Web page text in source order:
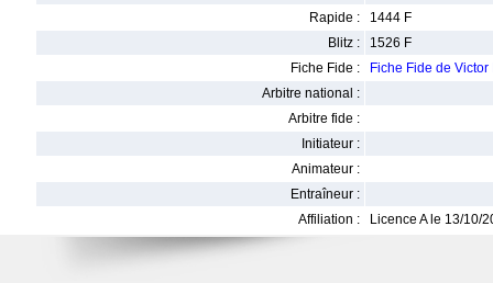
Rapide :
1444 F
Blitz :
1526 F
Fiche Fide :
Fiche Fide de Victor
Arbitre national :
Arbitre fide :
Initiateur :
Animateur :
Entraîneur :
Affiliation :
Licence A le 13/10/